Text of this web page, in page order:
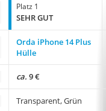
Platz 1
SEHR GUT
Orda iPhone 14 Plus
Hülle
ca. 9 €
Transparent, Grün